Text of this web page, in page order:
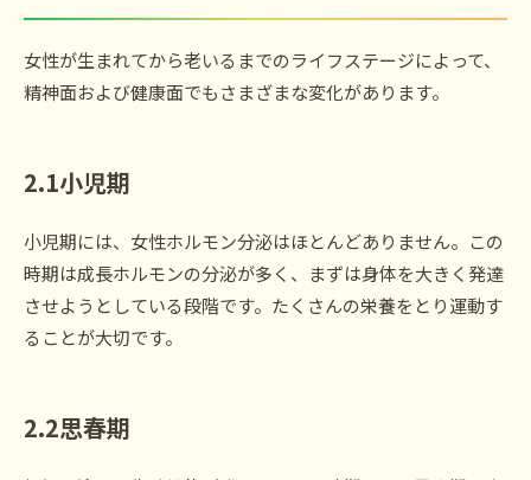
女性が生まれてから老いるまでのライフステージによって、
精神面および健康面でもさまざまな変化があります。
2.1小児期
小児期には、女性ホルモン分泌はほとんどありません。この
時期は成長ホルモンの分泌が多く、まずは身体を大きく発達
させようとしている段階です。たくさんの栄養をとり運動す
ることが大切です。
2.2思春期